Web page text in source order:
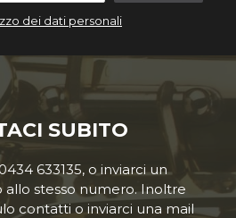
dei dati personali
SUBITO
633135, o inviarci un
allo stesso numero. Inoltre
contatti o inviarci una mail